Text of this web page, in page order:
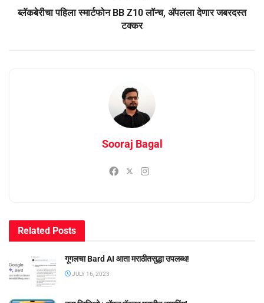
ब्लॅकबेरीचा पहिला स्मार्टफोन BB Z10 लॉन्च, अ‍ॅपलला देणार जबरदस्त
टक्कर
Sooraj Bagal
Related Posts
गूगलचा Bard AI आता मराठीतसुद्धा उपलब्ध!
JULY 16, 2023